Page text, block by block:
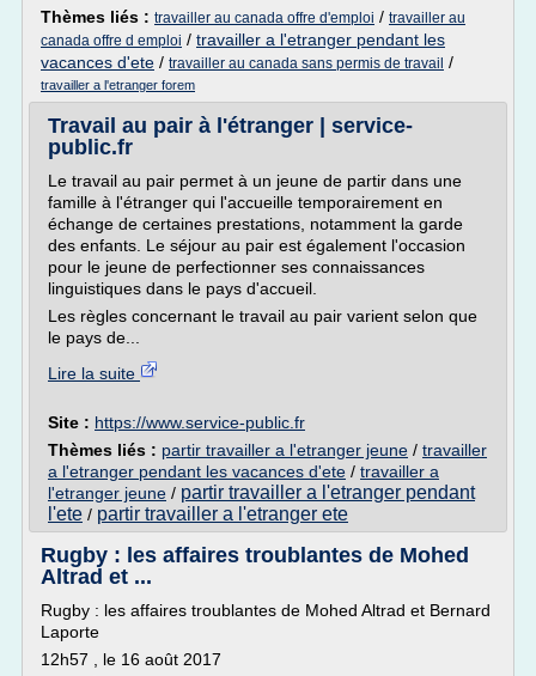
Thèmes liés : travailler au canada offre d'emploi / travailler au
canada offre d emploi / travailler a l'etranger pendant les
vacances d'ete / travailler au canada sans permis de travail /
travailler a l'etranger forem
Travail au pair à l'étranger | service-
public.fr
Le travail au pair permet à un jeune de partir dans une
famille à l'étranger qui l'accueille temporairement en
échange de certaines prestations, notamment la garde
des enfants. Le séjour au pair est également l'occasion
pour le jeune de perfectionner ses connaissances
linguistiques dans le pays d'accueil.
Les règles concernant le travail au pair varient selon que
le pays de...
Lire la suite
Site : https://www.service-public.fr
Thèmes liés : partir travailler a l'etranger jeune / travailler
a l'etranger pendant les vacances d'ete / travailler a
l'etranger jeune / partir travailler a l'etranger pendant
l'ete / partir travailler a l'etranger ete
Rugby : les affaires troublantes de Mohed
Altrad et ...
Rugby : les affaires troublantes de Mohed Altrad et Bernard
Laporte
12h57 , le 16 août 2017